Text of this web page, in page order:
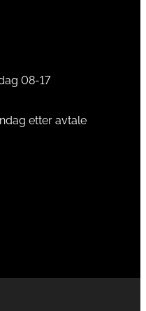
08-17
etter avtale